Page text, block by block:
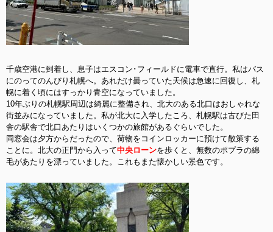
千歳空港に到着し、息子はエスコン･フィールドに電車で直行。私はバス
にのってのんびり札幌へ。あれだけ曇っていた天候は急速に回復し、札
幌に着く頃にはすっかり青空になっていました。
10年ぶりの札幌駅周辺は綺麗に整備され、北大のある北口はおしゃれな
街並みになっていました。私が北大に入学したころ、札幌駅は古びた田
舎の駅舎で北口あたりはいくつかの旅館があるぐらいでした。
同窓会は夕方からだったので、荷物をコインロッカーに預けて散策する
ことに。北大の正門から入って中央ローンを歩くと、無数のポプラの綿
毛があたりを漂っていました。これもまた懐かしい景色です。